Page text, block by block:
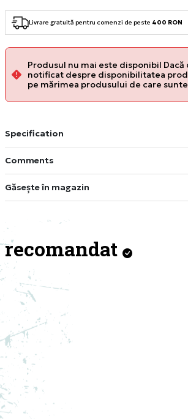
Livrare gratuită pentru comenzi de peste 400 RON
Produsul nu mai este disponibil
notificat despre disponibilitatea
pe mărimea produsului de care
Specification
Comments
Găsește în magazin
recomandat